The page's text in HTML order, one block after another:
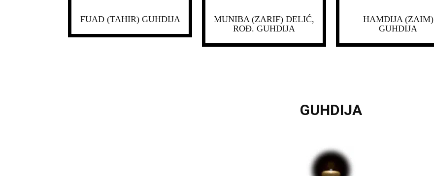
FUAD (TAHIR) GUHDIJA
MUNIBA (ZARIF) DELIĆ,
ROĐ. GUHDIJA
HAMDIJA (ZAIM)
GUHDIJA
GUHDIJA